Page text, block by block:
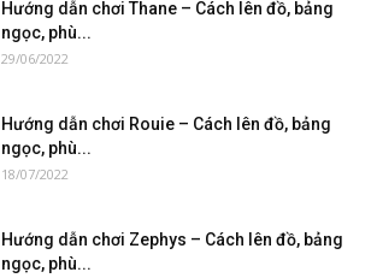
Hướng dẫn chơi Thane – Cách lên đồ, bảng
ngọc, phù...
29/06/2022
Hướng dẫn chơi Rouie – Cách lên đồ, bảng
ngọc, phù...
18/07/2022
Hướng dẫn chơi Zephys – Cách lên đồ, bảng
ngọc, phù...